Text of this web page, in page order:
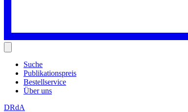
Suche
Publikationspreis
Bestellservice
Über uns
DRdA